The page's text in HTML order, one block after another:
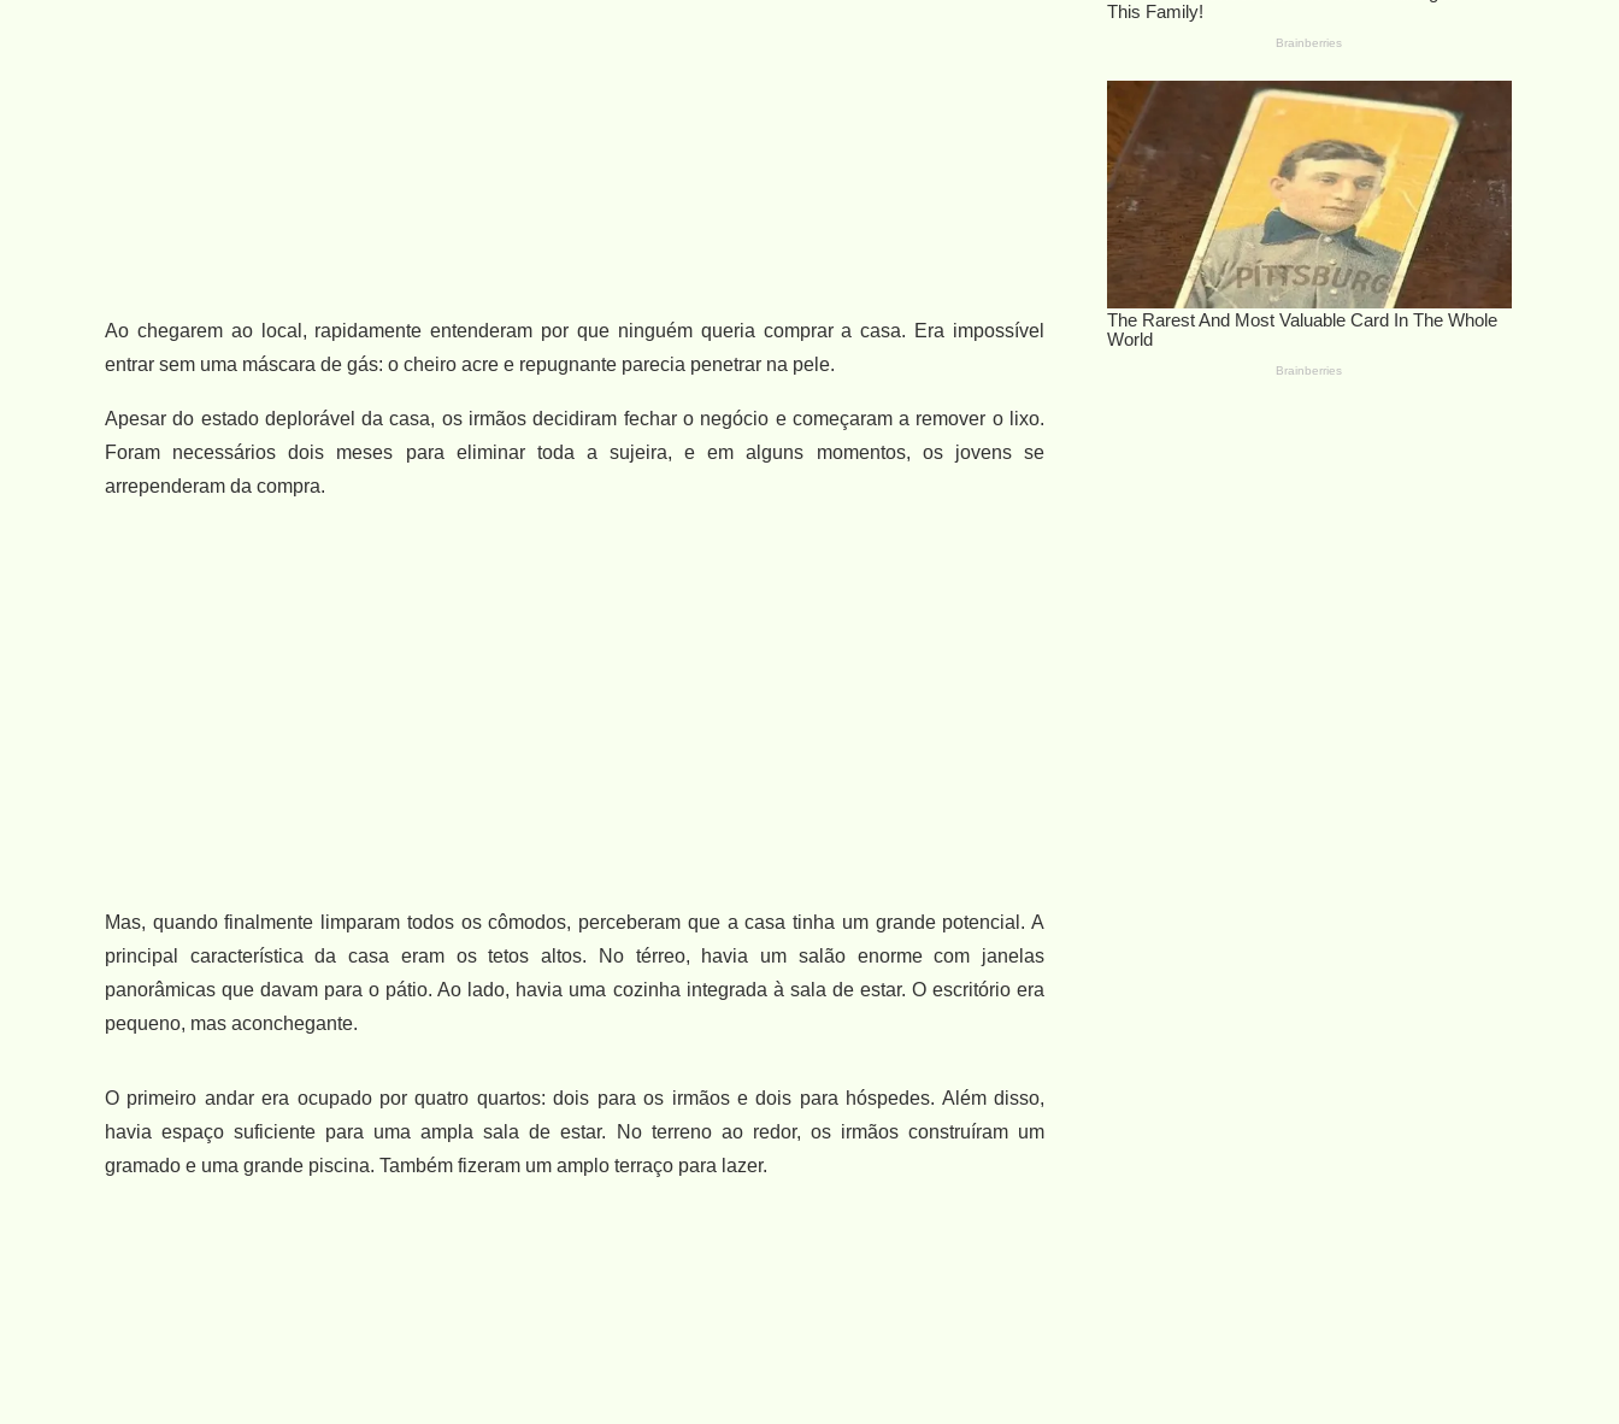
Ao chegarem ao local, rapidamente entenderam por que ninguém queria comprar a casa. Era impossível
entrar sem uma máscara de gás: o cheiro acre e repugnante parecia penetrar na pele.
Apesar do estado deplorável da casa, os irmãos decidiram fechar o negócio e começaram a remover o lixo.
Foram necessários dois meses para eliminar toda a sujeira, e em alguns momentos, os jovens se
arrependeram da compra.
Mas, quando finalmente limparam todos os cômodos, perceberam que a casa tinha um grande potencial. A
principal característica da casa eram os tetos altos. No térreo, havia um salão enorme com janelas
panorâmicas que davam para o pátio. Ao lado, havia uma cozinha integrada à sala de estar. O escritório era
pequeno, mas aconchegante.
O primeiro andar era ocupado por quatro quartos: dois para os irmãos e dois para hóspedes. Além disso,
havia espaço suficiente para uma ampla sala de estar. No terreno ao redor, os irmãos construíram um
gramado e uma grande piscina. Também fizeram um amplo terraço para lazer.